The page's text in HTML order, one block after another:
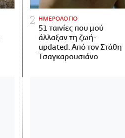
ΗΜΕΡΟΛΟΓΙΟ
51 ταινίες που μού
άλλαξαν τη ζωή-
updated. Aπό τον Στάθη
Τσαγκαρουσιάνο